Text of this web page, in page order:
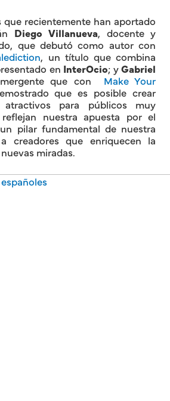
que recientemente han aportado
Diego Villanueva, docente y
que debutó como autor con
, un título que combina
en InterOcio; yGabriel
que con
Make Your
que es posible crear
para públicos muy
nuestra apuesta por el
pilar fundamental de nuestra
creadores que enriquecen la
miradas.